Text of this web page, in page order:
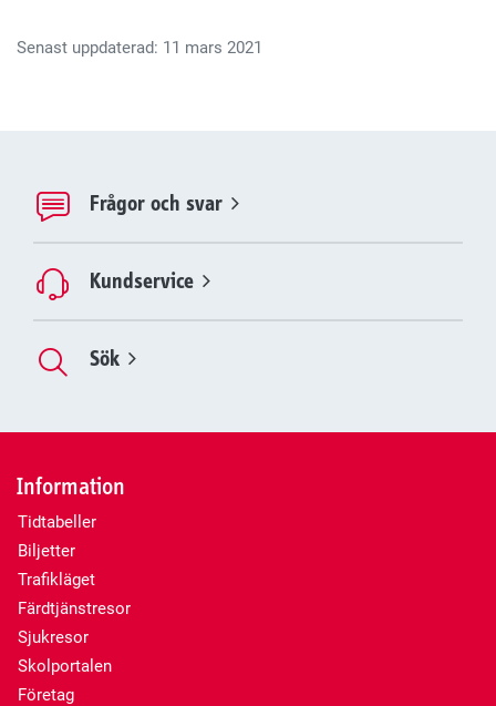
Senast uppdaterad: 11 mars 2021
Frågor och svar
Kundservice
Sök
Information
Tidtabeller
Biljetter
Trafikläget
Färdtjänstresor
Sjukresor
Skolportalen
Företag